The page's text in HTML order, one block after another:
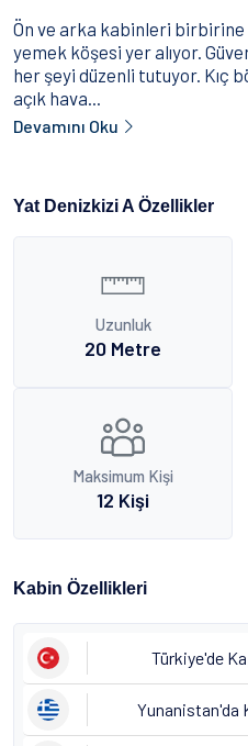
Ön ve arka kabinleri
yemek köşesi yer alıyor.
her şeyi düzenli tutuyor. Kıç
açık hava...
Devamını Oku
Yat Denizkizi A Özellikler
Uzunluk
20 Metre
Maksimum Kişi
12 Kişi
Kabin Özellikleri
Türkiye'de
Yunanistan'da